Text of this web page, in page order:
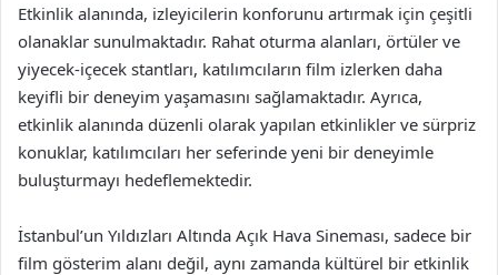
Etkinlik alanında, izleyicilerin konforunu artırmak için çeşitli
olanaklar sunulmaktadır. Rahat oturma alanları, örtüler ve
yiyecek-içecek stantları, katılımcıların film izlerken daha
keyifli bir deneyim yaşamasını sağlamaktadır. Ayrıca,
etkinlik alanında düzenli olarak yapılan etkinlikler ve sürpriz
konuklar, katılımcıları her seferinde yeni bir deneyimle
buluşturmayı hedeflemektedir.
İstanbul’un Yıldızları Altında Açık Hava Sineması, sadece bir
film gösterim alanı değil, aynı zamanda kültürel bir etkinlik